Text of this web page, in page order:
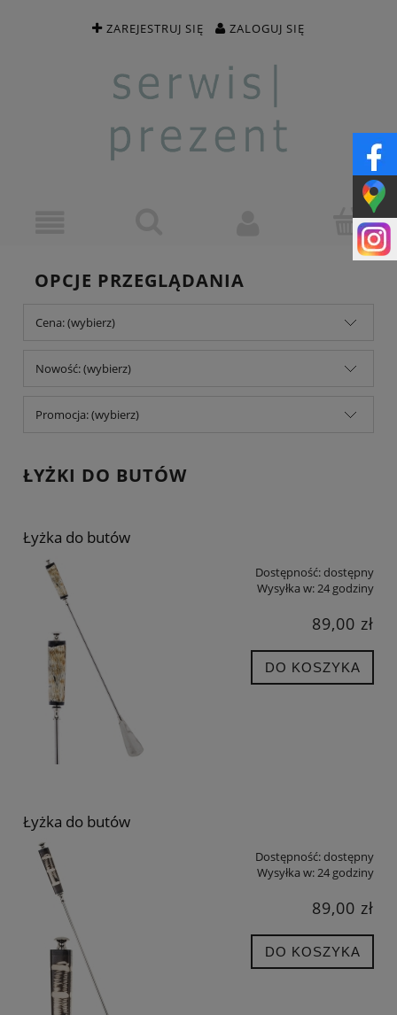
ZAREJESTRUJ SIĘ ZALOGUJ SIĘ
OPCJE PRZEGLĄDANIA
Cena: (wybierz)
Nowość: (wybierz)
Promocja: (wybierz)
ŁYŻKI DO BUTÓW
Łyżka do butów
Dostępność:dostępny
Wysyłka w:24 godziny
89,00 zł
DO KOSZYKA
Łyżka do butów
Dostępność:dostępny
Wysyłka w:24 godziny
89,00 zł
DO KOSZYKA